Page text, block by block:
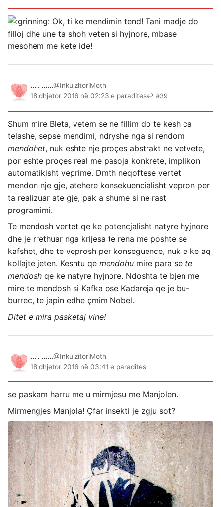
Ok, ti ke mendimin tend! Tani madje do
filloj dhe une ta shoh veten si hyjnore, mbase
mesohem me kete ide!
..... ......@InkuizitoriMoth
18 dhjetor 2016 në 02:23 e paradites↩ #39
Shum mire Bleta, vetem se ne fillim do te kesh ca
telashe, sepse mendimi, ndryshe nga si rendom
mendohet, nuk eshte nje proçes abstrakt ne vetvete,
por eshte proçes real me pasoja konkrete, implikon
automatikisht veprime. Dmth neqoftese vertet
mendon nje gje, atehere konsekuencialisht vepron per
ta realizuar ate gje, pak a shume si ne rast
programimi.
Te mendosh vertet qe ke potencjalisht natyre hyjnore
dhe je rrethuar nga krijesa te rena me poshte se
kafshet, dhe te veprosh per konseguence, nuk e ke aq
kollajte jeten. Keshtu qe mendohu mire para se te
mendosh qe ke natyre hyjnore. Ndoshta te bjen me
mire te mendosh si Kafka ose Kadareja qe je bu-
burrec, te japin edhe çmim Nobel.
Ditet e mira pasketaj vine!
..... ......@InkuizitoriMoth
18 dhjetor 2016 në 03:41 e paradites
se paskam harru me u mirmjesu me Manjolen.
Mirmengjes Manjola! Çfar insekti je zgju sot?